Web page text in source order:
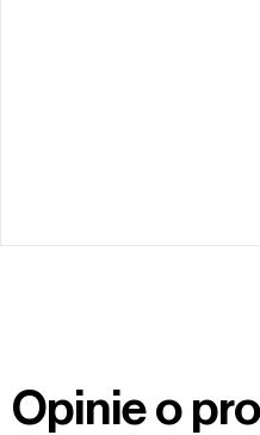
Opinie o